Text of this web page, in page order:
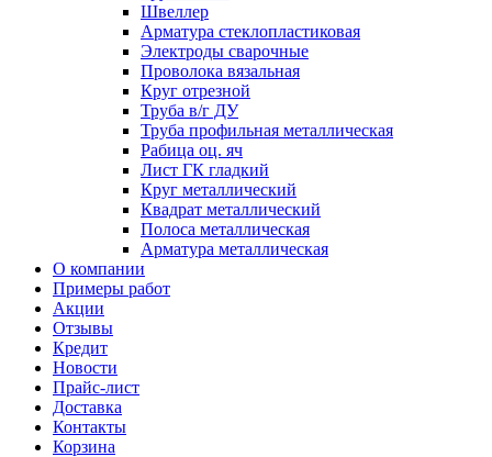
Швеллер
Арматура стеклопластиковая
Электроды сварочные
Проволока вязальная
Круг отрезной
Труба в/г ДУ
Труба профильная металлическая
Рабица оц. яч
Лист ГК гладкий
Круг металлический
Квадрат металлический
Полоса металлическая
Арматура металлическая
О компании
Примеры работ
Акции
Отзывы
Кредит
Новости
Прайс-лист
Доставка
Контакты
Корзина